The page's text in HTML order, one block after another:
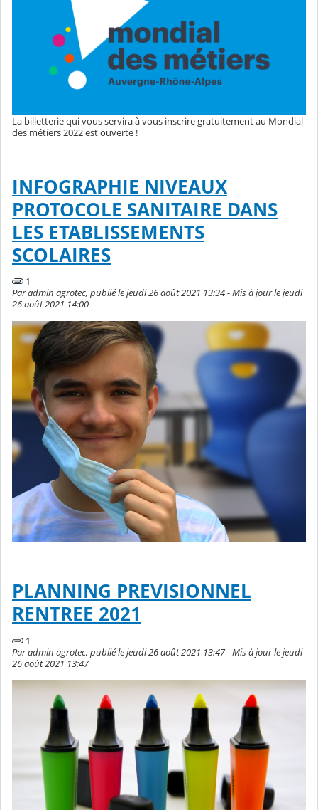
La billetterie qui vous servira à vous inscrire gratuitement au Mondial
des métiers 2022 est ouverte !
INFOGRAPHIE NIVEAUX
PROTOCOLE SANITAIRE DANS
LES ETABLISSEMENTS
SCOLAIRES
1
Par admin agrotec, publié le jeudi 26 août 2021 13:34 - Mis à jour le jeudi
26 août 2021 14:00
PLANNING PREVISIONNEL
RENTREE 2021
1
Par admin agrotec, publié le jeudi 26 août 2021 13:47 - Mis à jour le jeudi
26 août 2021 13:47